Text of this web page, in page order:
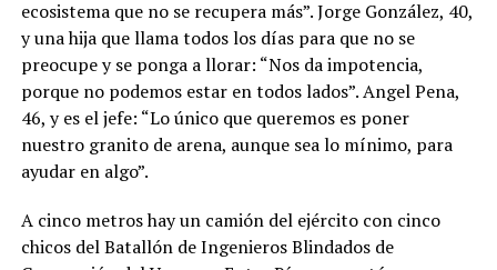
ecosistema que no se recupera más”. Jorge González, 40,
y una hija que llama todos los días para que no se
preocupe y se ponga a llorar: “Nos da impotencia,
porque no podemos estar en todos lados”. Angel Pena,
46, y es el jefe: “Lo único que queremos es poner
nuestro granito de arena, aunque sea lo mínimo, para
ayudar en algo”.
A cinco metros hay un camión del ejército con cinco
chicos del Batallón de Ingenieros Blindados de